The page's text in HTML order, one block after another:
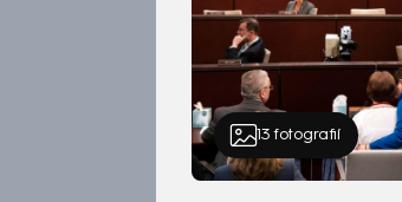
13 fotografií